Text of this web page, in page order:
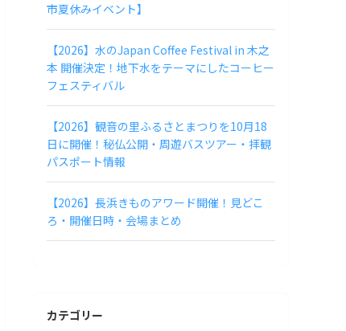
市夏休みイベント】
【2026】水のJapan Coffee Festival in 木之
本 開催決定！地下水をテーマにしたコーヒー
フェスティバル
【2026】観音の里ふるさとまつりを10月18
日に開催！秘仏公開・周遊バスツアー・拝観
パスポート情報
【2026】長浜きものアワード開催！見どこ
ろ・開催日時・会場まとめ
カテゴリー